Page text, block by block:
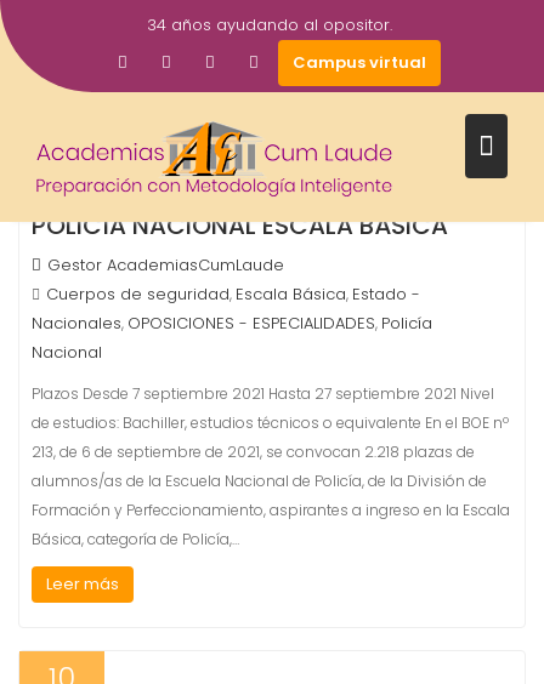
Saltar
al
contenido
34 años ayudando al opositor.
Campus virtual
Sep
2021
CONVOCADAS 2218 PLAZAS PARA
POLICÍA NACIONAL ESCALA BÁSICA
Gestor AcademiasCumLaude
Cuerpos de seguridad, Escala Básica, Estado -
Nacionales, OPOSICIONES - ESPECIALIDADES, Policía
Nacional
Plazos Desde 7 septiembre 2021 Hasta 27 septiembre 2021 Nivel
de estudios: Bachiller, estudios técnicos o equivalente En el BOE nº
213, de 6 de septiembre de 2021, se convocan 2.218 plazas de
alumnos/as de la Escuela Nacional de Policía, de la División de
Formación y Perfeccionamiento, aspirantes a ingreso en la Escala
Básica, categoría de Policía,…
Leer más